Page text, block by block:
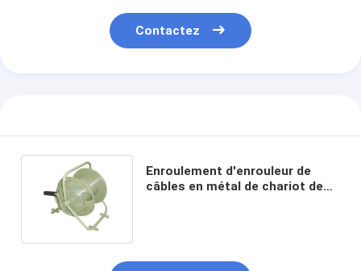
Contactez
Enroulement d'enrouleur de
câbles en métal de chariot de